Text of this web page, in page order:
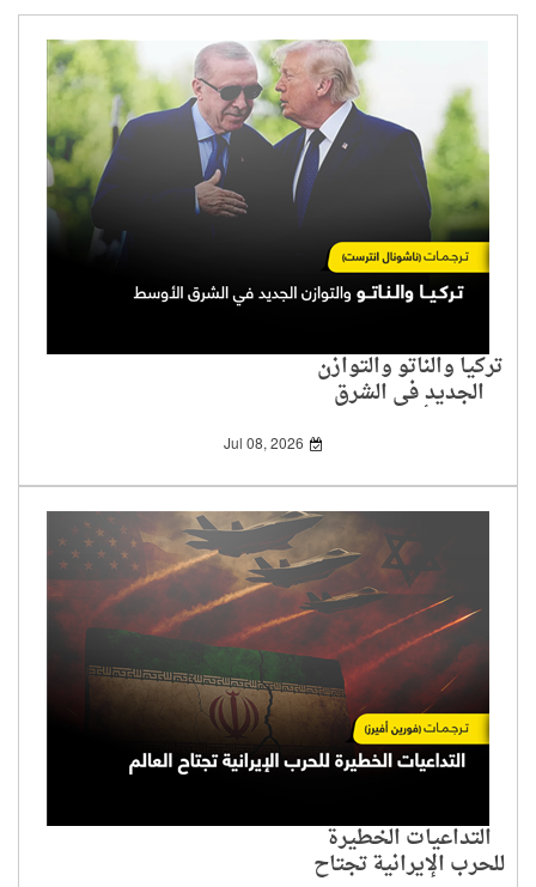
تركيا والناتو والتوازن
الجديد في الشرق
الأوسط
Jul 08, 2026
التداعيات الخطيرة
للحرب الإيرانية تجتاح